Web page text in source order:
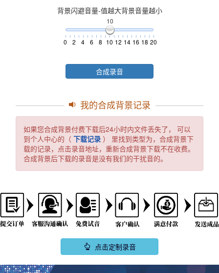
背景闪避音量-值越大背景音量越小
10
0 2 4 6 8 10 12 14 16 18 20
合成录音
我的合成背景记录
如果您合成背景付费下载后24小时内文件丢失了， 可以
到个人中心的（ 下载记录 ） 里找到类型为，合成背景下
载的记录，点击录音地址，重新合成背景下载不在收费。
合成背景后下载的录音是没有我们的干扰音的。
点击定制录音